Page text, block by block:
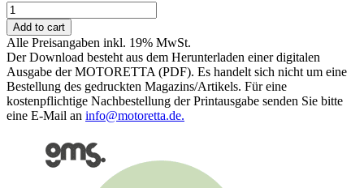
125er-
Kaufberatung
2025
quantity
Add to cart
Alle Preisangaben inkl. 19% MwSt.
Der Download besteht aus dem Herunterladen einer digitalen
Ausgabe der MOTORETTA (PDF). Es handelt sich nicht um eine
Bestellung des gedruckten Magazins/Artikels. Für eine
kostenpflichtige Nachbestellung der Printausgabe senden Sie bitte
eine E-Mail an info@motoretta.de.